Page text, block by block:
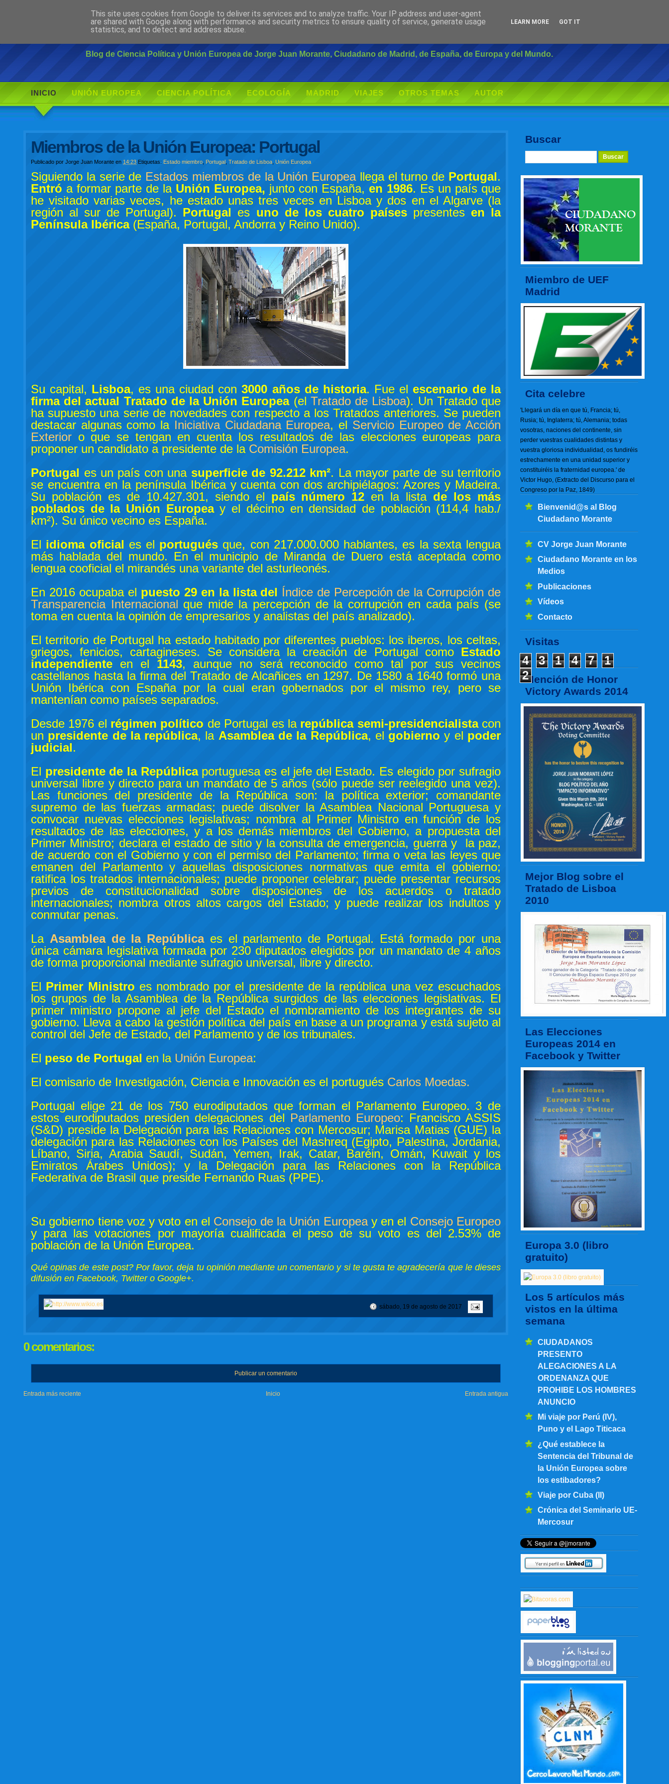
Ciudadano Morante
Blog de Ciencia Política y Unión Europea de Jorge Juan Morante, Ciudadano de Madrid, de España, de Europa y del Mundo.
INICIO UNIÓN EUROPEA CIENCIA POLÍTICA ECOLOGÍA MADRID VIAJES OTROS TEMAS AUTOR
Buscar
Miembro de UEF
Madrid
Cita celebre
'Llegará un día en que tú, Francia; tú,
Rusia; tú, Inglaterra; tú, Alemania; todas
vosotras, naciones del continente, sin
perder vuestras cualidades distintas y
vuestra gloriosa individualidad, os fundiréis
estrechamente en una unidad superior y
constituiréis la fraternidad europea.' de
Victor Hugo, (Extracto del Discurso para el
Congreso por la Paz, 1849)
Bienvenid@s al Blog
Ciudadano Morante
CV Jorge Juan Morante
Ciudadano Morante en los
Medios
Publicaciones
Vídeos
Contacto
Visitas
4 3 1 4 7
1
2Mención de Honor
Victory Awards 2014
Mejor Blog sobre el
Tratado de Lisboa
2010
Las Elecciones
Europeas 2014 en
Facebook y Twitter
Europa 3.0 (libro
gratuito)
Los 5 artículos más
vistos en la última
semana
CIUDADANOS
PRESENTO
ALEGACIONES A LA
ORDENANZA QUE
PROHIBE LOS HOMBRES
ANUNCIO
Mi viaje por Perú (IV),
Puno y el Lago Titicaca
¿Qué establece la
Sentencia del Tribunal de
la Unión Europea sobre
los estibadores?
Viaje por Cuba (II)
Crónica del Seminario UE-
Mercosur
Miembros de la Unión Europea: Portugal
Publicado porJorge Juan Morante en 14:23 Etiquetas: Estado miembro ,Portugal ,Tratado de Lisboa ,Unión Europea
Siguiendo la serie de Estados miembros de la Unión Europeallega el turno de Portugal.
Entró a formar parte de la Unión Europea, junto con España, en 1986. Es un país que
he visitado varias veces, he estado unas tres veces en Lisboa y dos en el Algarve (la
región al sur de Portugal). Portugal es uno de los cuatro paísespresentes en la
Península Ibérica(España, Portugal, Andorra y Reino Unido).
Su capital, Lisboa, es una ciudad con3000 años de historia. Fue el escenario de la
firma del actual Tratado de la Unión Europea (el Tratado de Lisboa). Un Tratado que
ha supuesto una serie de novedades con respecto a los Tratados anteriores. Se pueden
destacar algunas como la Iniciativa Ciudadana Europea, el Servicio Europeo de Acción
Exterior o que se tengan en cuenta los resultados de las elecciones europeas para
proponer un candidato a presidente de la Comisión Europea.
Portugal es un país con una superficie de 92.212 km². La mayor parte de su territorio
se encuentra en la península Ibérica y cuenta con dos archipiélagos: Azores y Madeira.
Su población es de 10.427.301, siendo el país número 12 en la lista de los más
poblados de la Unión Europeay el décimo en densidad de población (114,4 hab./
km²). Su único vecino es España.
El idioma oficial es el portugués que, con 217.000.000 hablantes, es la sexta lengua
más hablada del mundo. En el municipio de Miranda de Duero está aceptada como
lengua cooficial el mirandés una variante del asturleonés.
En 2016 ocupaba el puesto 29 en la lista del Índice de Percepción de la Corrupción de
Transparencia Internacional que mide la percepción de la corrupción en cada país (se
toma en cuenta la opinión de empresarios y analistas del país analizado).
El territorio de Portugal ha estado habitado por diferentes pueblos: los iberos, los celtas,
griegos, fenicios, cartagineses. Se considera la creación de Portugal como Estado
independiente en el 1143, aunque no será reconocido como tal por sus vecinos
castellanos hasta la firma del Tratado de Alcañices en 1297. De 1580 a 1640 formó una
Unión Ibérica con España por la cual eran gobernados por el mismo rey, pero se
mantenían como países separados.
Desde 1976 el régimen político de Portugal es la república semi-presidencialistacon
un presidente de la república, la Asamblea de la República, el gobierno y el poder
judicial.
El presidente de la Repúblicaportuguesa es el jefe del Estado. Es elegido por sufragio
universal libre y directo para un mandato de 5 años (sólo puede ser reelegido una vez).
Las funciones del presidente de la República son: la política exterior; comandante
supremo de las fuerzas armadas; puede disolver la Asamblea Nacional Portuguesa y
convocar nuevas elecciones legislativas; nombra al Primer Ministro en función de los
resultados de las elecciones, y a los demás miembros del Gobierno, a propuesta del
Primer Ministro; declara el estado de sitio y la consulta de emergencia, guerra y la paz,
de acuerdo con el Gobierno y con el permiso del Parlamento; firma o veta las leyes que
emanen del Parlamento y aquellas disposiciones normativas que emita el gobierno;
ratifica los tratados internacionales; puede proponer celebrar; puede presentar recursos
previos de constitucionalidad sobre disposiciones de los acuerdos o tratado
internacionales; nombra otros altos cargos del Estado; y puede realizar los indultos y
conmutar penas.
La Asamblea de la República es el parlamento de Portugal. Está formado por una
única cámara legislativa formada por 230 diputados elegidos por un mandato de 4 años
de forma proporcional mediante sufragio universal, libre y directo.
El Primer Ministro es nombrado por el presidente de la república una vez escuchados
los grupos de la Asamblea de la República surgidos de las elecciones legislativas. El
primer ministro propone al jefe del Estado el nombramiento de los integrantes de su
gobierno. Lleva a cabo la gestión política del país en base a un programa y está sujeto al
control del Jefe de Estado, del Parlamento y de los tribunales.
El peso de Portugal en la Unión Europea:
El comisario de Investigación, Ciencia e Innovación es el portugués Carlos Moedas.
Portugal elige 21 de los 750 eurodiputados que forman el Parlamento Europeo. 3 de
estos eurodiputados presiden delegaciones del Parlamento Europeo: Francisco ASSIS
(S&D) preside la Delegación para las Relaciones con Mercosur; Marisa Matias (GUE) la
delegación para las Relaciones con los Países del Mashreq (Egipto, Palestina, Jordania,
Líbano, Siria, Arabia Saudí, Sudán, Yemen, Irak, Catar, Baréin, Omán, Kuwait y los
Emiratos Árabes Unidos); y la Delegación para las Relaciones con la República
Federativa de Brasil que preside Fernando Ruas (PPE).
Su gobierno tiene voz y voto en el Consejo de la Unión Europeay en el Consejo Europeo
y para las votaciones por mayoría cualificada el peso de su voto es del 2.53% de
población de la Unión Europea.
Qué opinas de este post? Por favor, deja tu opinión mediante un comentario y si te gusta te agradecería que le dieses
difusión en Facebook, Twitter o Google+.
sábado, 19 de agosto de 2017
0 comentarios:
Publicar un comentario
Entrada más reciente Entrada antigua
Inicio
This site uses cookies from Google to deliver its services and to analyze traffic. Your IP address and user-agent
are shared with Google along with performance and security metrics to ensure quality of service, generate usage
statistics, and to detect and address abuse.
LEARN MORE GOT IT